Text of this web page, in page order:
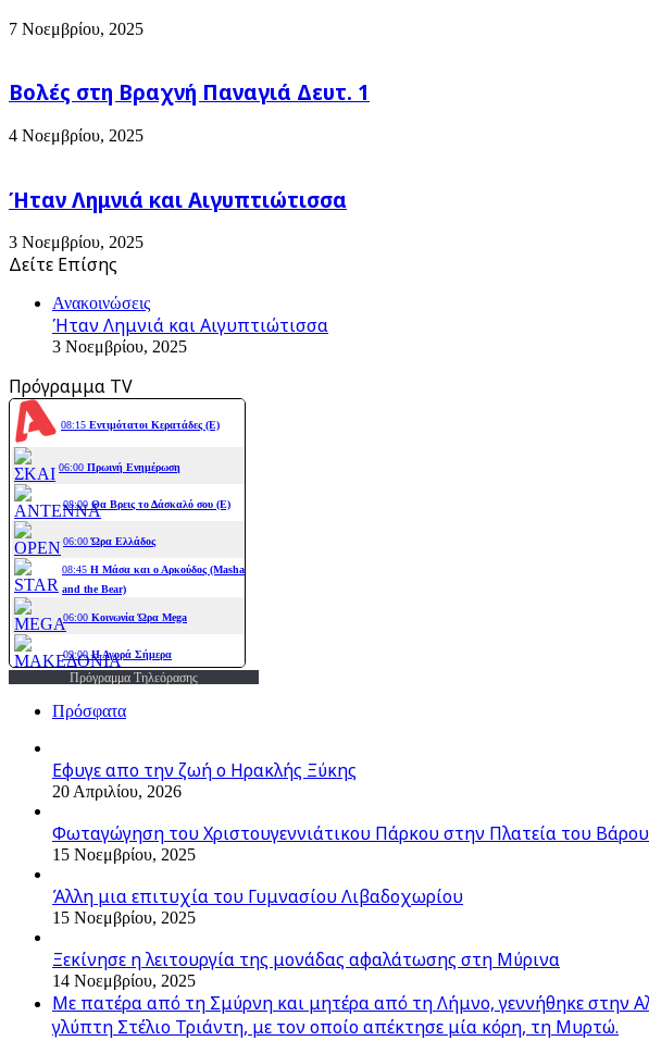
7 Νοεμβρίου, 2025
Βολές στη Βραχνή Παναγιά Δευτ. 1
4 Νοεμβρίου, 2025
Ήταν Λημνιά και Αιγυπτιώτισσα
3 Νοεμβρίου, 2025
Δείτε Επίσης
Ανακοινώσεις
Ήταν Λημνιά και Αιγυπτιώτισσα
3 Νοεμβρίου, 2025
Πρόγραμμα TV
Πρόγραμμα Τηλεόρασης
Πρόσφατα
Εφυγε απο την ζωή o Ηρακλής Ξύκης
20 Απριλίου, 2026
Φωταγώγηση του Χριστουγεννιάτικου Πάρκου στην Πλατεία του
15 Νοεμβρίου, 2025
Άλλη μια επιτυχία του Γυμνασίου Λιβαδοχωρίου
15 Νοεμβρίου, 2025
Ξεκίνησε η λειτουργία της μονάδας αφαλάτωσης στη Μύρινα
14 Νοεμβρίου, 2025
Με πατέρα από τη Σμύρνη και μητέρα από τη Λήμνο, γεννήθηκε στην
γλύπτη Στέλιο Τριάντη, με τον οποίο απέκτησε μία κόρη, τη Μυρτώ.